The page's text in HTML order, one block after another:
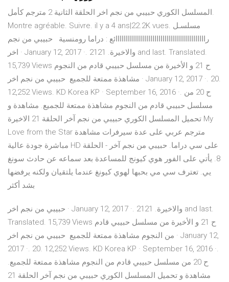
المسلسل الكوري حبيبي من نجم اخر الحلقة الثانية 2 مترجم كأمل.
Montre agréable. Suivre. il y a 4 ans|22.2K vues. مسلسـل
راااااااااااااااااااااااااااااااااااااااااااائع : دراما رومنسية حبيبي من نجم
اخر · January 12, 2017 ·. 21والاخيرة. 21 and last. Translated.
15,739 Views ح 21 و الأخيرة من مسلسل حبيبي قادم من النجوم
مشاهذة ممتعة للجميع حبيبي من نجم اخر · January 12, 2017 ·. 20.
12,252 Views. KD Korea KP · September 16, 2016 ·. ح 20 من
مسلسل حبيبي قادم من النجوم مشاهذة ممتعة للجميع. مشاهدة و
تحميل المسلسل الكوري حبيبي من نجم آخر الحلقة 21 الاخيرة My
Love from the Star مترجم عربي على عدة سيرفرات مشاهدة
مباشرة جودة عالية HD على سي دراما. حبيبي من نجم آخر - الحلقة
8. يأتي على الفور هوي كيونج للمساعدة بعد سماعه عن حادث سونغ
يي. تعترف سي مي بحبها لهوي كيونغ عندما يلتقيان ولكنه يرفضها
حبيبي من نجم اخر · January 12, 2017 ·. 21والاخيرة. 21 and last.
Translated. 15,739 Views ح 21 و الأخيرة من مسلسل حبيبي قادم
من النجوم مشاهذة ممتعة للجميع حبيبي من نجم اخر · January 12,
2017 ·. 20. 12,252 Views. KD Korea KP · September 16, 2016 ·.
ح 20 من مسلسل حبيبي قادم من النجوم مشاهذة ممتعة للجميع.
مشاهدة و تحميل المسلسل الكوري حبيبي من نجم آخر الحلقة 21